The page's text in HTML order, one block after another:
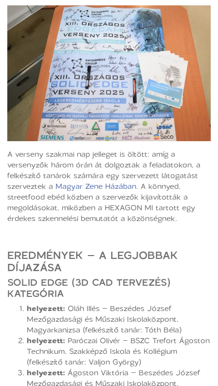
A verseny szakmai nap jelleget is öltött: amíg a
versenyzők három órán át dolgoztak a feladatokon, a
felkészítő tanárok számára egy szervezett látogatást
szerveztek a Magyar Zene Házában. A könnyed,
streetfood ebéd közben a szervezők kijavították a
megoldásokat, miközben a HEXAGON MI tartott egy
érdekes szkennelési bemutatót a közönségnek.
EREDMÉNYEK – A LEGJOBBAK
DÍJAZÁSA
SOLID EDGE (3D CAD TERVEZÉS)
KATEGÓRIA
helyezett: Oláh Illés – Beszédes József
Mezőgazdasági és Műszaki Iskolaközpont,
Magyarkanizsa (felkészítő tanár: Tóth Béla)
helyezett: Paróczai Olivér – BSZC Trefort Ágoston
Technikum, Szakképző Iskola és Kollégium
(felkészítő tanár: Valjon György)
helyezett: Ágoston Viktória – Beszédes József
Mezőgazdasági és Műszaki Iskolaközpont,